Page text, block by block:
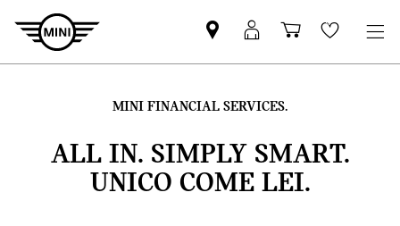
Trovi
partner
MyMini
login
Carrello
degli
Wishlist
MINI FINANCIAL SERVICES.
ALL IN. SIMPLY SMART.
UNICO COME LEI.